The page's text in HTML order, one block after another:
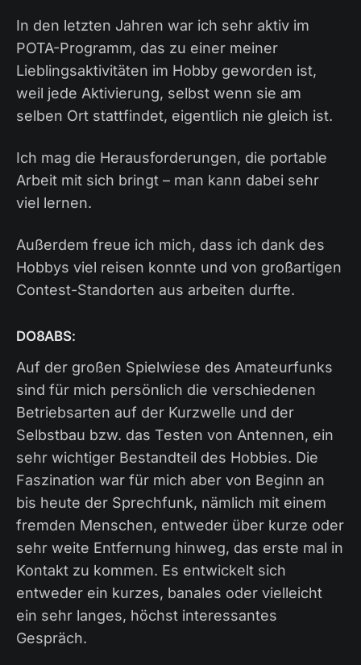
In den letzten Jahren war ich sehr aktiv im
POTA-Programm, das zu einer meiner
Lieblingsaktivitäten im Hobby geworden ist,
weil jede Aktivierung, selbst wenn sie am
selben Ort stattfindet, eigentlich nie gleich ist.
Ich mag die Herausforderungen, die portable
Arbeit mit sich bringt – man kann dabei sehr
viel lernen.
Außerdem freue ich mich, dass ich dank des
Hobbys viel reisen konnte und von großartigen
Contest-Standorten aus arbeiten durfte.
DO8ABS:
Auf der großen Spielwiese des Amateurfunks
sind für mich persönlich die verschiedenen
Betriebsarten auf der Kurzwelle und der
Selbstbau bzw. das Testen von Antennen, ein
sehr wichtiger Bestandteil des Hobbies. Die
Faszination war für mich aber von Beginn an
bis heute der Sprechfunk, nämlich mit einem
fremden Menschen, entweder über kurze oder
sehr weite Entfernung hinweg, das erste mal in
Kontakt zu kommen. Es entwickelt sich
entweder ein kurzes, banales oder vielleicht
ein sehr langes, höchst interessantes
Gespräch.